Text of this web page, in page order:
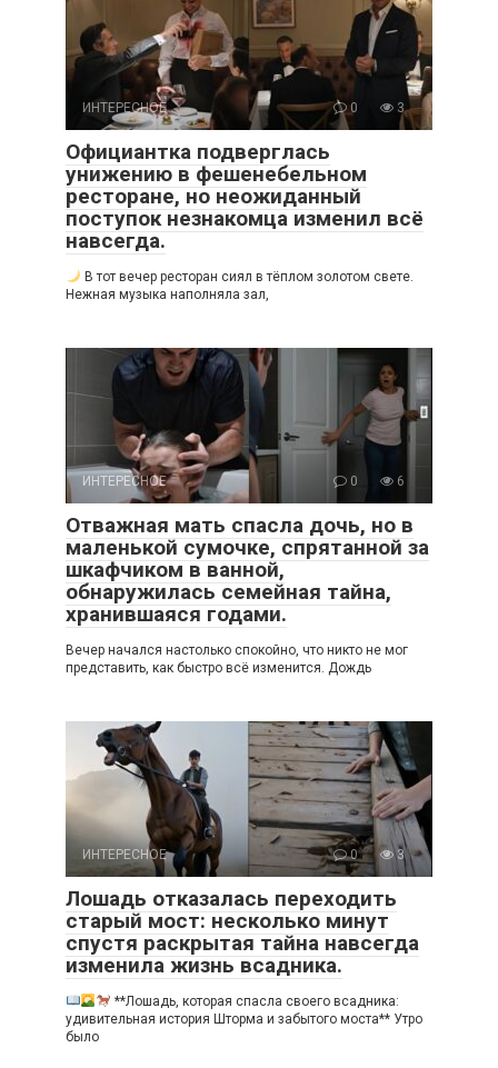
ИНТЕРЕСНОЕ 0 3
Официантка подверглась
унижению в фешенебельном
ресторане, но неожиданный
поступок незнакомца изменил всё
навсегда.
В тот вечер ресторан сиял в тёплом золотом свете.
Нежная музыка наполняла зал,
ИНТЕРЕСНОЕ 0 6
Отважная мать спасла дочь, но в
маленькой сумочке, спрятанной за
шкафчиком в ванной,
обнаружилась семейная тайна,
хранившаяся годами.
Вечер начался настолько спокойно, что никто не мог
представить, как быстро всё изменится. Дождь
ИНТЕРЕСНОЕ 0 3
Лошадь отказалась переходить
старый мост: несколько минут
спустя раскрытая тайна навсегда
изменила жизнь всадника.
**Лошадь, которая спасла своего всадника:
удивительная история Шторма и забытого моста** Утро
было